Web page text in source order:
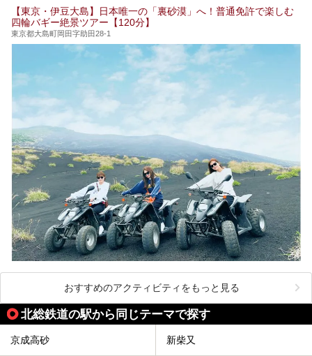
24時間営業で宿泊できる施設や、1,000円以下で楽しめる安
い施設、デートや休日レジャーにもぴったりなエンタメ要素
が充実した施設など、利用のシーンに合わせて参考にしてく
ださい。
【東京・伊豆大島】日本唯一の「裏砂漠」へ！普通免許で楽しむ
四輪バギー絶景ツアー【120分】
東京都大島町岡田字助田28-1
おすすめのアクティビティをもっと見る
北総鉄道の駅から同じテーマで探す
京成高砂 新柴又